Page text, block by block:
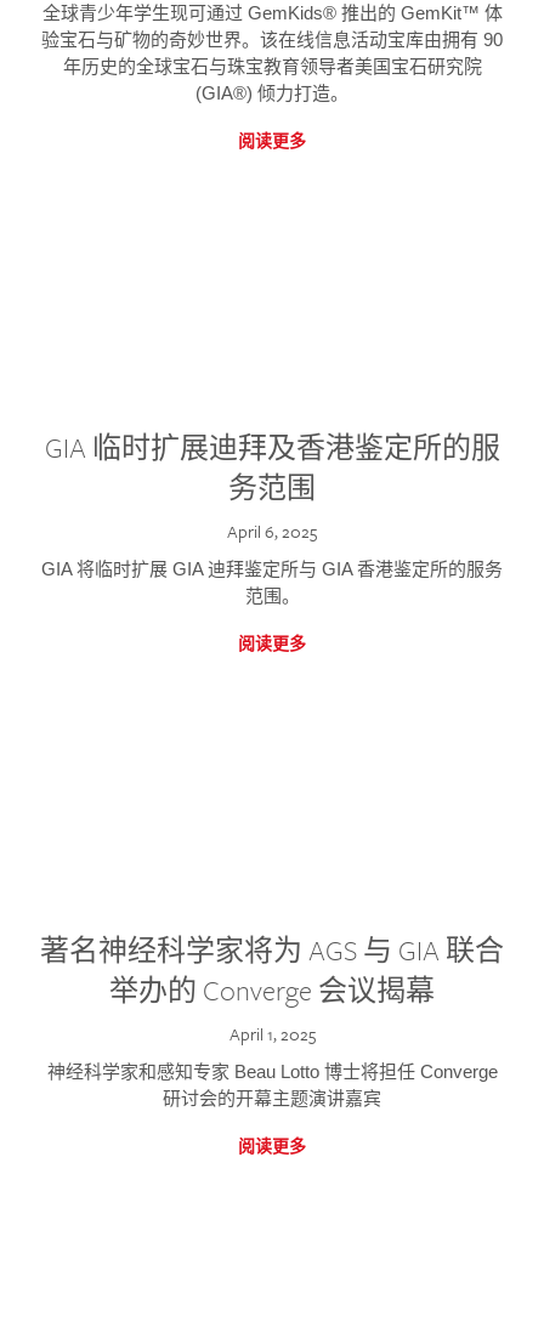
全球青少年学生现可通过 GemKids® 推出的 GemKit™ 体
验宝石与矿物的奇妙世界。该在线信息活动宝库由拥有 90
年历史的全球宝石与珠宝教育领导者美国宝石研究院
(GIA®) 倾力打造。
阅读更多
GIA 临时扩展迪拜及香港鉴定所的服
务范围
April 6, 2025
GIA 将临时扩展 GIA 迪拜鉴定所与 GIA 香港鉴定所的服务
范围。
阅读更多
著名神经科学家将为 AGS 与 GIA 联合
举办的 Converge 会议揭幕
April 1, 2025
神经科学家和感知专家 Beau Lotto 博士将担任 Converge
研讨会的开幕主题演讲嘉宾
阅读更多